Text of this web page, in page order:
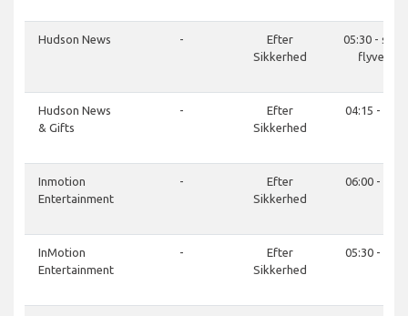
Hudson News -
Efter
Sikkerhed
05:30 -
flyvetur
Hudson News
& Gifts
-
Efter
Sikkerhed
04:15 -
Inmotion
Entertainment
-
Efter
Sikkerhed
06:00 -
InMotion
Entertainment
-
Efter
Sikkerhed
05:30 -